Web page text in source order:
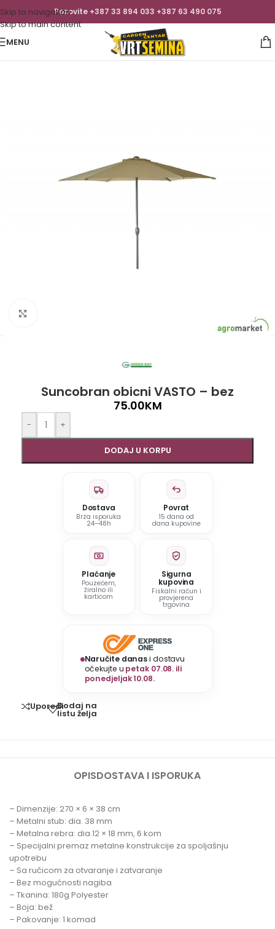
Skip to navigation
Skip to main content
Pozovite +387 33 894 033 +387 63 490 075
MENU
Suncobran obicni VASTO – bez
75.00KM
- +
DODAJ U KORPU
Dostava
Brza isporuka
24–48h
Povrat
15 dana od
dana kupovine
Plaćanje
Pouzećem,
žiralno ili
karticom
Sigurna
kupovina
Fiskalni račun i
provjerena
trgovina
Naručite danasi dostavu
očekujte u petak 07.08. ili
ponedjeljak 10.08.
UporediDodaj na
listu želja
OPISDOSTAVA I ISPORUKA
– Dimenzije: 270 × 6 × 38 cm
– Metalni stub: dia. 38 mm
– Metalna rebra: dia.12 × 18 mm, 6 kom
– Specijalni premaz metalne konstrukcije za spoljašnju
upotrebu
– Sa ručicom za otvaranje i zatvaranje
– Bez mogućnosti nagiba
– Tkanina: 180g Polyester
– Boja: bež
– Pakovanje: 1 komad